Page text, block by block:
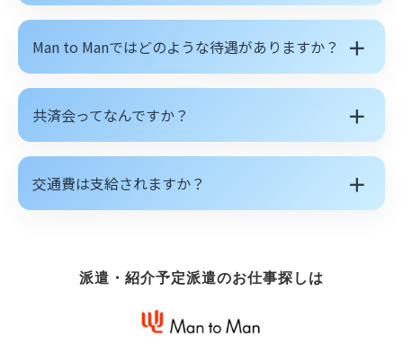
Man to Manではどのような待遇がありますか？ ＋
共済会ってなんですか？ ＋
交通費は支給されますか？ ＋
派遣・紹介予定派遣のお仕事探しは